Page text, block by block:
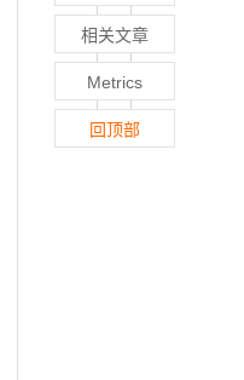
相关文章
Metrics
回顶部